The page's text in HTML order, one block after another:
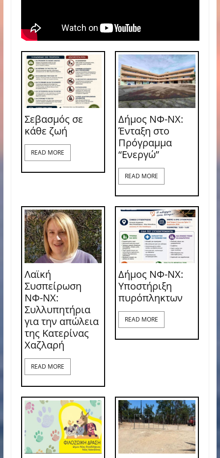
Σεβασμός σε
κάθε ζωή
READ MORE
Δήμος ΝΦ-ΝΧ:
Ένταξη στο
Πρόγραμμα
“Ενεργώ”
READ MORE
Λαϊκή
Συσπείρωση
ΝΦ-ΝΧ:
Συλλυπητήρια
για την απώλεια
της Κατερίνας
Χαζλαρή
READ MORE
Δήμος ΝΦ-ΝΧ:
Υποστήριξη
πυρόπληκτων
READ MORE